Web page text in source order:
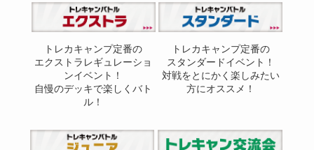
トレカキャンプ定番の
エクストラレギュレーショ
ンイベント！
自慢のデッキで楽しくバト
ル！
トレカキャンプ定番の
スタンダードイベント！
対戦をとにかく楽しみたい
方にオススメ！